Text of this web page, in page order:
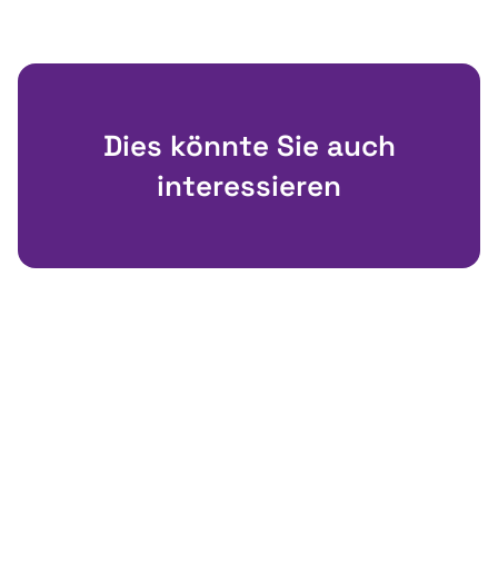
Dies könnte Sie auch
interessieren